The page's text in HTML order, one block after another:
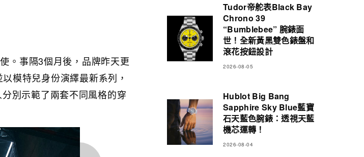
。事隔3個月後，品牌昨天更
模特兒身份演繹最新系列，
別示範了兩套不同風格的穿
Tudor帝舵表Black Bay
Chrono 39
“Bumblebee” 腕錶面
世！全新黃黑雙色錶盤和
滾花按鈕設計
2026-08-05
Hublot Big Bang
Sapphire Sky Blue藍寶
石天藍色腕錶：透視天藍
機芯運轉！
2026-08-04